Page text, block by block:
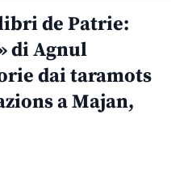
de Patrie:
di Agnul
dai taramots
a Majan,